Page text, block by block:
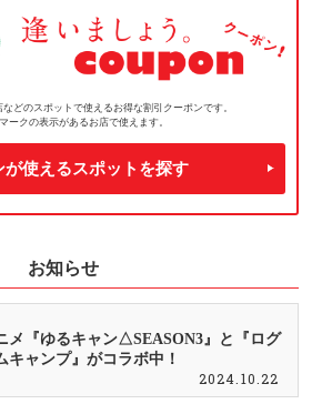
どのスポットで使えるお得な割引クーポンです。
ークの表示があるお店で使えます。
が使えるスポットを探す
お知らせ
メ『ゆるキャン△SEASON3』と『ログ
キャンプ』がコラボ中！
2024.10.22